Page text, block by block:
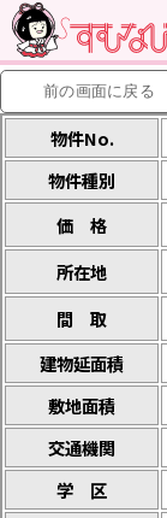
前の画面に戻る
物件No.
物件種別
価 格
所在地
間 取
建物延面積
敷地面積
交通機関
学 区